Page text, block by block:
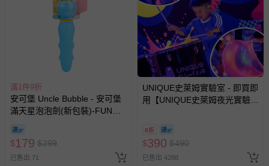
並非試用期，您所退回的商品必須是未經使用的全新狀態，
包含完整包裝、配件、說明文件及贈品等。
如需退換貨，請於收到商品7天（含例假日內提出），如為
瑕疵退換貨所產生的運費，將由媽咪愛負責處理，若非瑕疵
退貨，您可至『查詢訂單』>『已出貨』中查詢該筆訂單，
並點選『我要退貨』即可進行申請。若有相關退貨問題，請
至媽咪愛 LINE@客服ID: @mamilove我們將依序為您處理
與服務，謝謝。
針對滿件折/滿額贈…等活動，如因部份退貨，而該訂單保
留商品未達活動門檻，將以原價計算，活動贈品亦需一併退
滿1件9折
安可堡 Uncle Bubble - 安可堡
滿天星泡泡劍(新包裝)-FUN系
$179 $299
已售出 71
UNIQUE史萊姆實驗室 - 即買即
用【UNIQUE史萊姆夜光實驗室
訂單編號兌換，逾期作廢) (大
人小孩均一價(3歲以上需購票))
8折
$390 $490
已售出 4288